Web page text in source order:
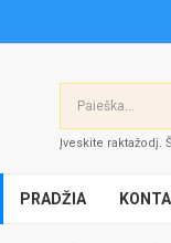
Įveskite raktažodį.
PRADŽIA